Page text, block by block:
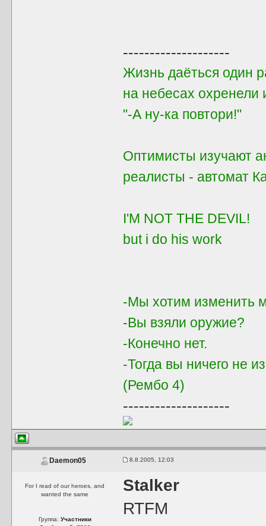
--------------------
Жизнь даёться один
на небесах охренели
"-А ну-ка повтори!"
Оптимисты изучают
реалисты - автомат
I'M NOT THE DEVIL!
but i do his work
-Мы хотим изменить
-Вы взяли оружие?
-Конечно нет.
-Тогда вы ничего не
(Рембо 4)
--------------------
Daemon05 8.8.2005, 12:03
For I read of our heroes, and
wanted the same
Группа: Участники
Stalker
RTFM